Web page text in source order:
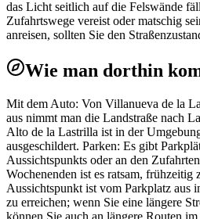
das Licht seitlich auf die Felswände
Zufahrtswege vereist oder matschig
anreisen, sollten Sie den
Wie man dorthin
Mit dem Auto: Von Villanueva de la
aus nimmt man die Landstraße nach
Alto de la Lastrilla ist in der
ausgeschildert. Parken: Es gibt
Aussichtspunkts oder an den
Wochenenden ist es ratsam, frühzeitig
Aussichtspunkt ist vom Parkplatz aus
zu erreichen; wenn Sie eine längere
können Sie auch an längere Routen